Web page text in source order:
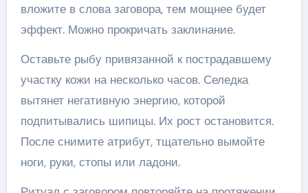
вложите в слова заговора, тем мощнее будет
эффект. Можно прокричать заклинание.
Оставьте рыбу привязанной к пострадавшему
участку кожи на несколько часов. Селедка
вытянет негативную энергию, которой
подпитывались шипицы. Их рост остановится.
После снимите атрибут, тщательно вымойте
ноги, руки, стопы или ладони.